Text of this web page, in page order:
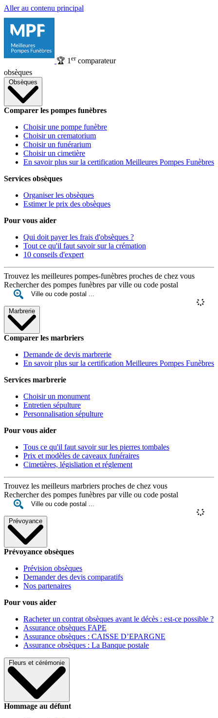
Aller au contenu principal
🏆 1 ercomparateur
obsèques
Obsèques
Comparer les pompes funèbres
Choisir une pompe funèbre
Choisir un crematorium
Choisir un funérarium
Choisir un cimetière
En savoir plus sur la certification Meilleures Pompes Funèbres
Services obsèques
Organiser les obsèques
Estimer le prix des obsèques
Pour vous aider
Qui doit payer les frais d'obsèques ?
Tout ce qu'il faut savoir sur la crémation
10 conseils d'expert
Trouvez les meilleures pompes-funèbres proches de chez vous
Rechercher des pompes funèbres par ville ou code postal
Marbrerie
Comparer les marbriers
Demande de devis marbrerie
En savoir plus sur la certification Meilleures Pompes Funèbres
Services marbrerie
Choisir un monument
Entretien sépulture
Personnalisation sépulture
Pour vous aider
Tous ce qu'il faut savoir sur les pierres tombales
Prix et modèles de caveaux funéraires
Cimetières, législiation et réglement
Trouvez les meilleurs marbriers proches de chez vous
Rechercher des pompes funèbres par ville ou code postal
Prévoyance
Prévoyance obsèques
Prévision obsèques
Demander des devis comparatifs
Nos partenaires
Pour vous aider
Racheter un contrat obsèques avant le décès : est-ce possible ?
Assurance obsèques FAPE
Assurance obsèques : CAISSE D’EPARGNE
Assurance obsèques : La Banque postale
Fleurs et cérémonie
Hommage au défunt